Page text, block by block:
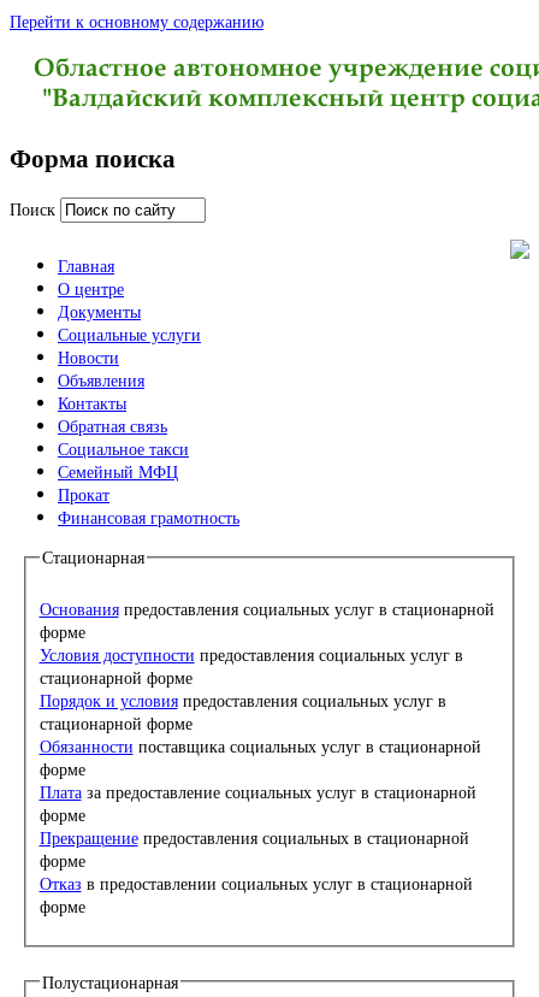
Перейти к основному содержанию
Форма поиска
Поиск
Главная
О центре
Документы
Социальные услуги
Новости
Объявления
Контакты
Обратная связь
Социальное такси
Семейный МФЦ
Прокат
Финансовая грамотность
Стационарная
Основанияпредоставления социальных услуг в стационарной
форме
Условия доступности предоставления социальных услуг в
стационарной форме
Порядок и условияпредоставления социальных услуг в
стационарной форме
Обязанности поставщика социальных услуг в стационарной
форме
Платаза предоставление социальных услуг в стационарной
форме
Прекращениепредоставления социальных в стационарной
форме
Отказ в предоставлении социальных услуг в стационарной
форме
Полустационарная